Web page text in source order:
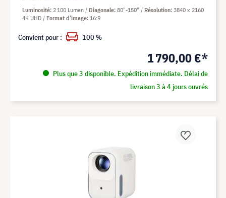
1 790,00 €*
Plus que 3 disponible. Expédition immédiate. Délai de
livraison 3 à 4 jours ouvrés
Luminosité 2 100 Lumen Diagonale 80"-150" Résolution 3840 x 2160
4K UHD
Format d’image 16:9
Convient pour : 100 %